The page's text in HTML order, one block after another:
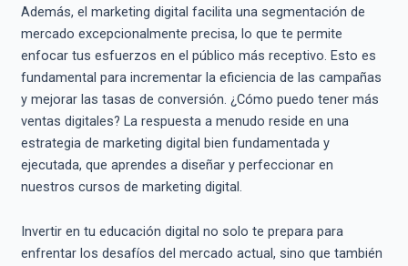
Además, el marketing digital facilita una segmentación de
mercado excepcionalmente precisa, lo que te permite
enfocar tus esfuerzos en el público más receptivo. Esto es
fundamental para incrementar la eficiencia de las campañas
y mejorar las tasas de conversión. ¿Cómo puedo tener más
ventas digitales? La respuesta a menudo reside en una
estrategia de marketing digital bien fundamentada y
ejecutada, que aprendes a diseñar y perfeccionar en
nuestros cursos de marketing digital.
Invertir en tu educación digital no solo te prepara para
enfrentar los desafíos del mercado actual, sino que también